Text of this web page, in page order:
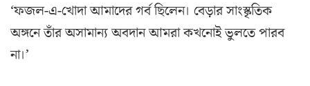
‘ফজল-এ-খোদা আমাদের গর্ব ছিলেন। বেড়ার সাংস্কৃতিক
অঙ্গনে তাঁর অসামান্য অবদান আমরা কখনোই ভুলতে পারব
না।’